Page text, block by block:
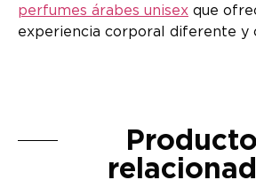
perfumes árabes unisex que
experiencia corporal diferente y